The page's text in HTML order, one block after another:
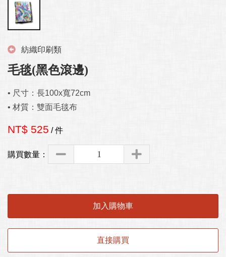
紡織印刷類
毛毯(黑色滾邊)
• 尺寸：長100x寬72cm
• 材質：雙面毛毯布
NT$ 525 / 件
購買數量：
加入購物車
直接購買